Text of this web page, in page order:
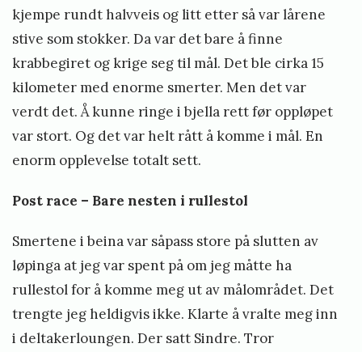
kjempe rundt halvveis og litt etter så var lårene
stive som stokker. Da var det bare å finne
krabbegiret og krige seg til mål. Det ble cirka 15
kilometer med enorme smerter. Men det var
verdt det. Å kunne ringe i bjella rett før oppløpet
var stort. Og det var helt rått å komme i mål. En
enorm opplevelse totalt sett.
Post race – Bare nesten i rullestol
Smertene i beina var såpass store på slutten av
løpinga at jeg var spent på om jeg måtte ha
rullestol for å komme meg ut av målområdet. Det
trengte jeg heldigvis ikke. Klarte å vralte meg inn
i deltakerloungen. Der satt Sindre. Tror